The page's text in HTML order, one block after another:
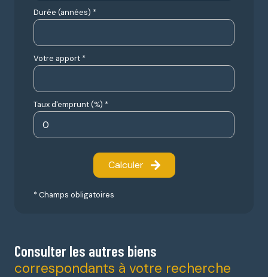
Durée (années) *
Votre apport *
Taux d'emprunt (%) *
Calculer
* Champs obligatoires
Consulter les autres biens
correspondants à votre recherche